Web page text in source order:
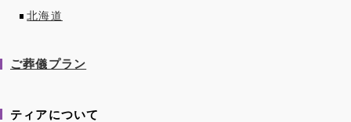
北海道
ご葬儀プラン
ティアについて